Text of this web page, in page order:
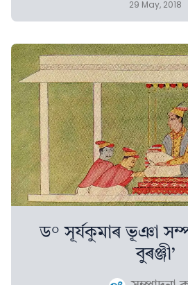
29 May, 2018
ড° সূৰ্যকুমাৰ ভূঞা
বুৰঞ্জী’